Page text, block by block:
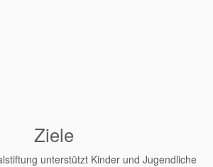
Ziele
unterstützt Kinder und Jugendliche